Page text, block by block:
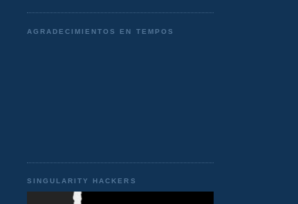
AGRADECIMIENTOS EN TEMPOS
SINGULARITY HACKERS